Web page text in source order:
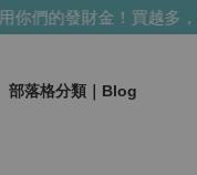
的發財金！買越多，送
部落格分類｜Blog